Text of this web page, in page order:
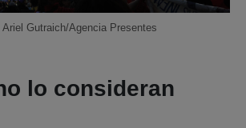
Ariel Gutraich/Agencia Presentes
lo consideran